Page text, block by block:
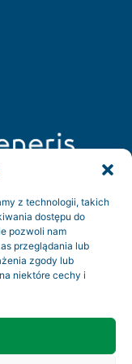
z technologii, takich
dostępu do
pozwoli nam
przeglądania lub
zgody lub
niektóre cechy i